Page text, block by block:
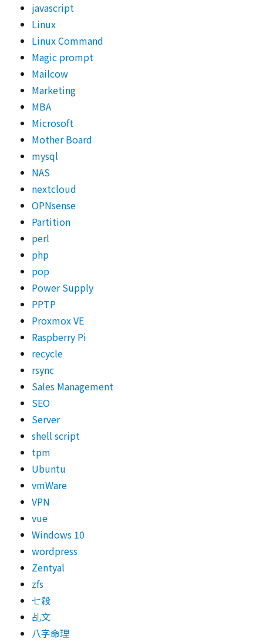
javascript
Linux
Linux Command
Magic prompt
Mailcow
Marketing
MBA
Microsoft
Mother Board
mysql
NAS
nextcloud
OPNsense
Partition
perl
php
pop
Power Supply
PPTP
Proxmox VE
Raspberry Pi
recycle
rsync
Sales Management
SEO
Server
shell script
tpm
Ubuntu
vmWare
VPN
vue
Windows 10
wordpress
Zentyal
zfs
七殺
乩文
八字命理